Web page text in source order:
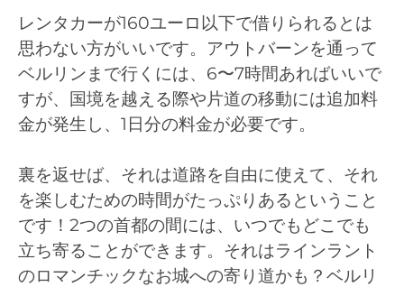
レンタカーが160ユーロ以下で借りられるとは
思わない方がいいです。アウトバーンを通って
ベルリンまで行くには、6〜7時間あればいいで
すが、国境を越える際や片道の移動には追加料
金が発生し、1日分の料金が必要です。
裏を返せば、それは道路を自由に使えて、それ
を楽しむための時間がたっぷりあるということ
です！2つの首都の間には、いつでもどこでも
立ち寄ることができます。それはラインラント
のロマンチックなお城への寄り道かも？ベルリ